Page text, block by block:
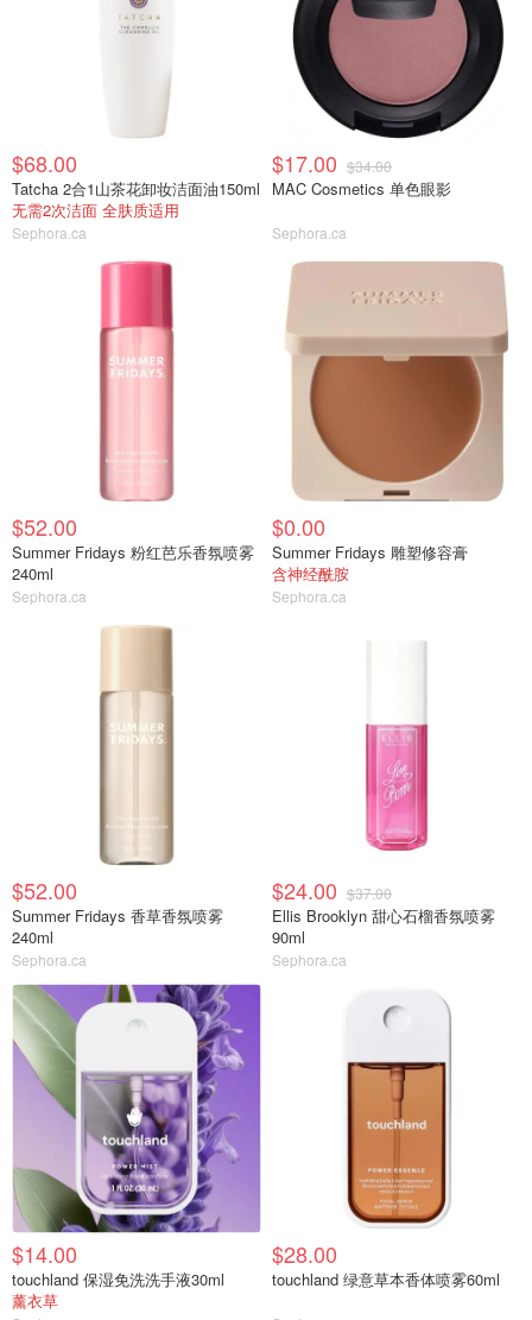
$68.00
Tatcha 2合1山茶花卸妆洁面油150ml
无需2次洁面 全肤质适用
Sephora.ca
$17.00 $34.00
MAC Cosmetics 单色眼影
Sephora.ca
$52.00
Summer Fridays 粉红芭乐香氛喷雾
240ml
Sephora.ca
$0.00
Summer Fridays 雕塑修容膏
含神经酰胺
Sephora.ca
$52.00
Summer Fridays 香草香氛喷雾
240ml
Sephora.ca
$24.00 $37.00
Ellis Brooklyn 甜心石榴香氛喷雾
90ml
Sephora.ca
$14.00
touchland 保湿免洗洗手液30ml
薰衣草
$28.00
touchland 绿意草本香体喷雾60ml